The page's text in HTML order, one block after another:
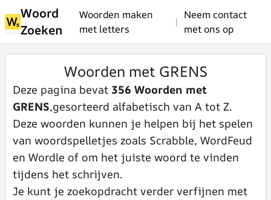
Woord
Zoeken
Woorden maken
met letters
|
Neem contact
met ons op
Woorden met GRENS
Deze pagina bevat 356 Woorden met
GRENS,gesorteerd alfabetisch van A tot Z.
Deze woorden kunnen je helpen bij het spelen
van woordspelletjes zoals Scrabble, WordFeud
en Wordle of om het juiste woord te vinden
tijdens het schrijven.
Je kunt je zoekopdracht verder verfijnen met